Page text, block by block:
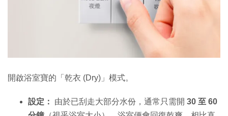
開啟浴室寶的「乾衣 (Dry)」模式。
設定： 由於已刮走大部分水份，通常只需開 30 至 60